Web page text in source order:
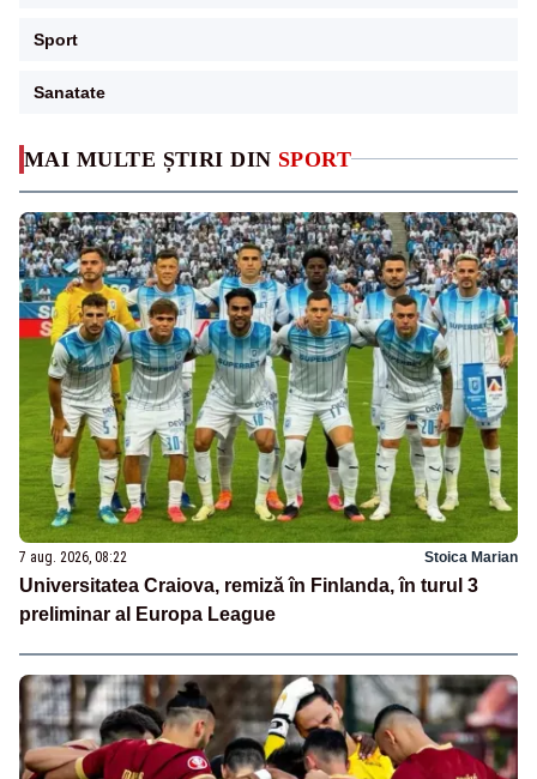
MAI MULTE ȘTIRI DIN SPORT
7 aug. 2026, 08:22 Stoica Marian
Universitatea Craiova, remiză în Finlanda, în turul 3
preliminar al Europa League
Sport
Sanatate